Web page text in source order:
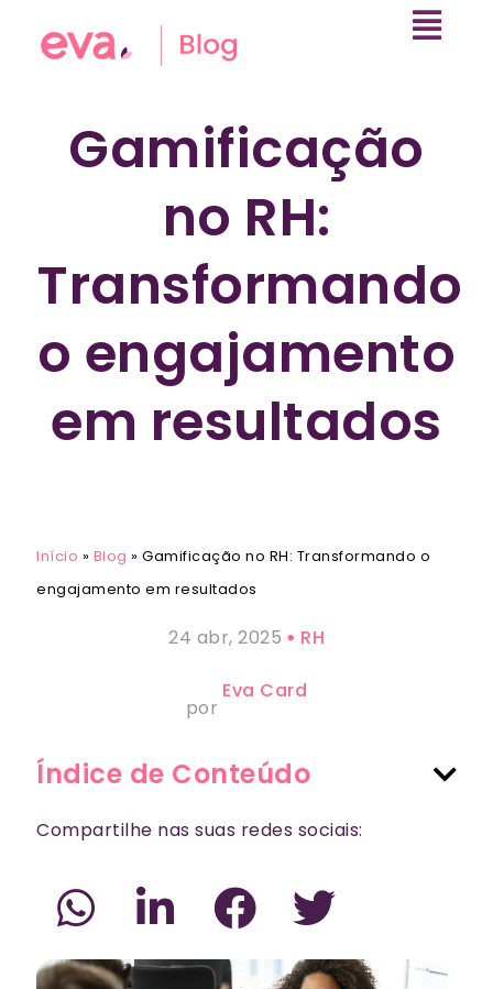
Gamificação
no RH:
Transformando
o engajamento
em resultados
Início » Blog » Gamificação no RH: Transformando o
engajamento em resultados
24 abr, 2025 RH
por
Eva Card
Índice de Conteúdo
Compartilhe nas suas redes sociais: